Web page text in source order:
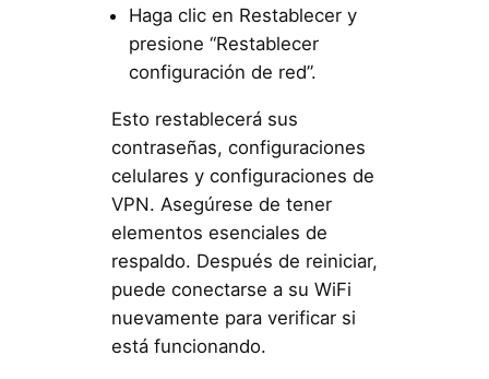
Haga clic en Restablecer y
presione “Restablecer
configuración de red”.
Esto restablecerá sus
contraseñas, configuraciones
celulares y configuraciones de
VPN. Asegúrese de tener
elementos esenciales de
respaldo. Después de reiniciar,
puede conectarse a su WiFi
nuevamente para verificar si
está funcionando.